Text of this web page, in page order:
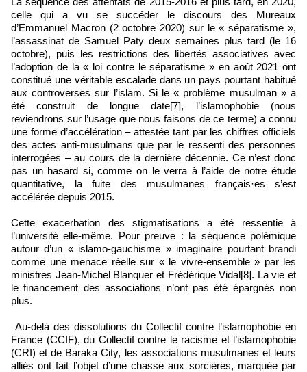
celle qui a vu se succéder le discours des Mureaux
d’Emmanuel Macron (2 octobre 2020) sur le « séparatisme »,
l’assassinat de Samuel Paty deux semaines plus tard (le 16
octobre), puis les restrictions des libertés associatives avec
l’adoption de la « loi contre le séparatisme » en août 2021 ont
constitué une véritable escalade dans un pays pourtant habitué
aux controverses sur l’islam. Si le « problème musulman » a
été construit de longue date[7], l’islamophobie (nous
reviendrons sur l’usage que nous faisons de ce terme) a connu
une forme d’accélération – attestée tant par les chiffres officiels
des actes anti‑musulmans que par le ressenti des personnes
interrogées – au cours de la dernière décennie. Ce n’est donc
pas un hasard si, comme on le verra à l’aide de notre étude
quantitative, la fuite des musulmanes français·es s’est
accélérée depuis 2015.
Cette exacerbation des stigmatisations a été ressentie à
l’université elle‑même. Pour preuve : la séquence polémique
autour d’un « islamo‑gauchisme » imaginaire pourtant brandi
comme une menace réelle sur « le vivre‑ensemble » par les
ministres Jean‑Michel Blanquer et Frédérique Vidal[8]. La vie et
le financement des associations n’ont pas été épargnés non
plus.
Au‑delà des dissolutions du Collectif contre l’islamophobie en
France (CCIF), du Collectif contre le racisme et l’islamophobie
(CRI) et de Baraka City, les associations musulmanes et leurs
alliés ont fait l’objet d’une chasse aux sorcières, marquée par